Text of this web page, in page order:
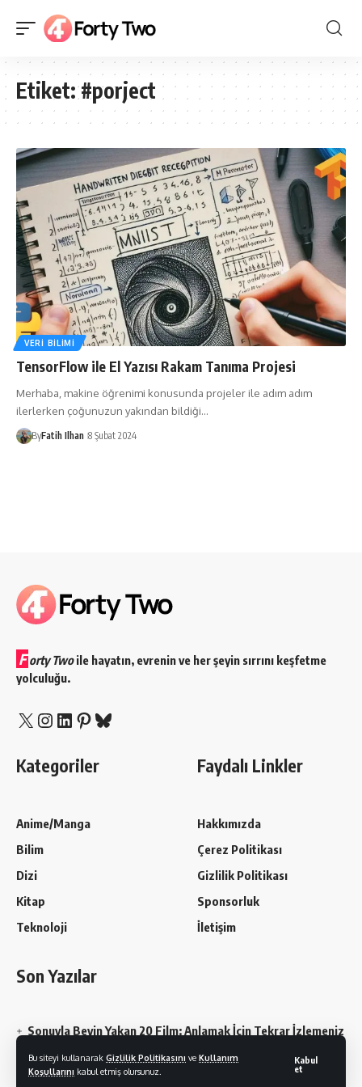
Bu siteyi kullanarak Gizlilik Politikasını ve Kullanım
Koşullarını kabul etmiş olursunuz.
Kabul
et
Etiket:#porject
VERI BILIMI
TensorFlow ile El Yazısı Rakam Tanıma Projesi
Merhaba, makine öğrenimi konusunda projeler ile adım adım
ilerlerken çoğunuzun yakından bildiği…
ByFatih Ilhan 8 Şubat 2024
F orty Twoile hayatın, evrenin ve her şeyin sırrını keşfetme
yolculuğu.
X Instagram
LinkedIn
Pinterest
Bluesky
Kategoriler
Anime/Manga
Bilim
Dizi
Kitap
Teknoloji
Faydalı Linkler
Hakkımızda
Çerez Politikası
Gizlilik Politikası
Sponsorluk
İletişim
Son Yazılar
Sonuyla Beyin Yakan 20 Film: Anlamak İçin Tekrar İzlemeniz
Chainsaw Man En Sevilen Karakterler